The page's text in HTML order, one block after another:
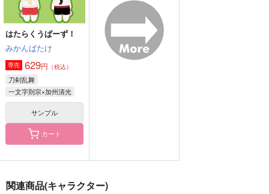
作品詳細
朝焼け研究所
はたらくうぱーず！
みかんばたけ
専売 629円 （税込）
刀剣乱舞
一文字則宗×加州清光
サンプル
カート
関連商品(キャラクター)